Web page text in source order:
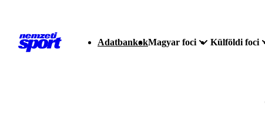
AdatbankokMagyar foci Külföldi foci